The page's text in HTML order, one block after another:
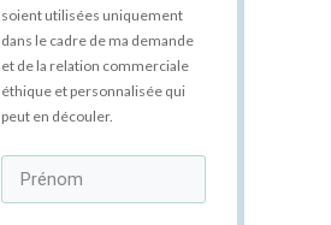
soient utilisées uniquement
dans le cadre de ma demande
et de la relation commerciale
éthique et personnalisée qui
peut en découler.